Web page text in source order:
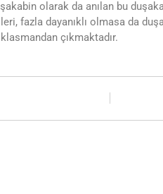
olarak da anılan bu
fazla dayanıklı olmasa da
çıkmaktadır.